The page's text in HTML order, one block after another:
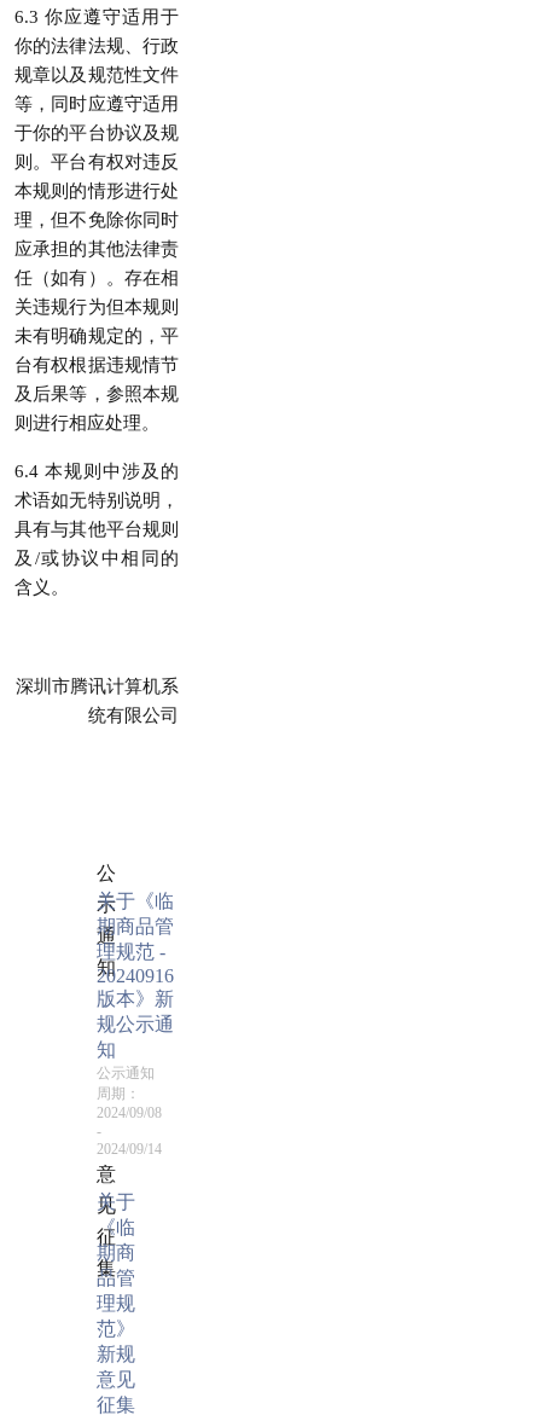
6.3 你应遵守适用于
你的法律法规、行政
规章以及规范性文件
等，同时应遵守适用
于你的平台协议及规
则。平台有权对违反
本规则的情形进行处
理，但不免除你同时
应承担的其他法律责
任（如有）。存在相
关违规行为但本规则
未有明确规定的，平
台有权根据违规情节
及后果等，参照本规
则进行相应处理。
6.4 本规则中涉及的
术语如无特别说明，
具有与其他平台规则
及/或协议中相同的
含义。
深圳市腾讯计算机系
统有限公司
公
示
通
知
关于《临
期商品管
理规范 -
20240916
版本》新
规公示通
知
公示通知
周期：
2024/09/08
-
2024/09/14
意
见
征
集
关于
《临
期商
品管
理规
范》
新规
意见
征集